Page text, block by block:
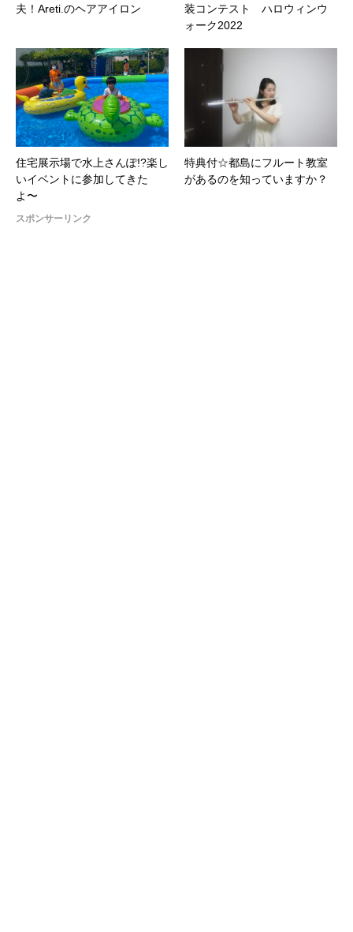
夫！Areti.のヘアアイロン
装コンテスト ハロウィンウ
ォーク2022
住宅展示場で水上さんぽ!?楽し
いイベントに参加してきた
よ〜
特典付☆都島にフルート教室
があるのを知っていますか？
スポンサーリンク